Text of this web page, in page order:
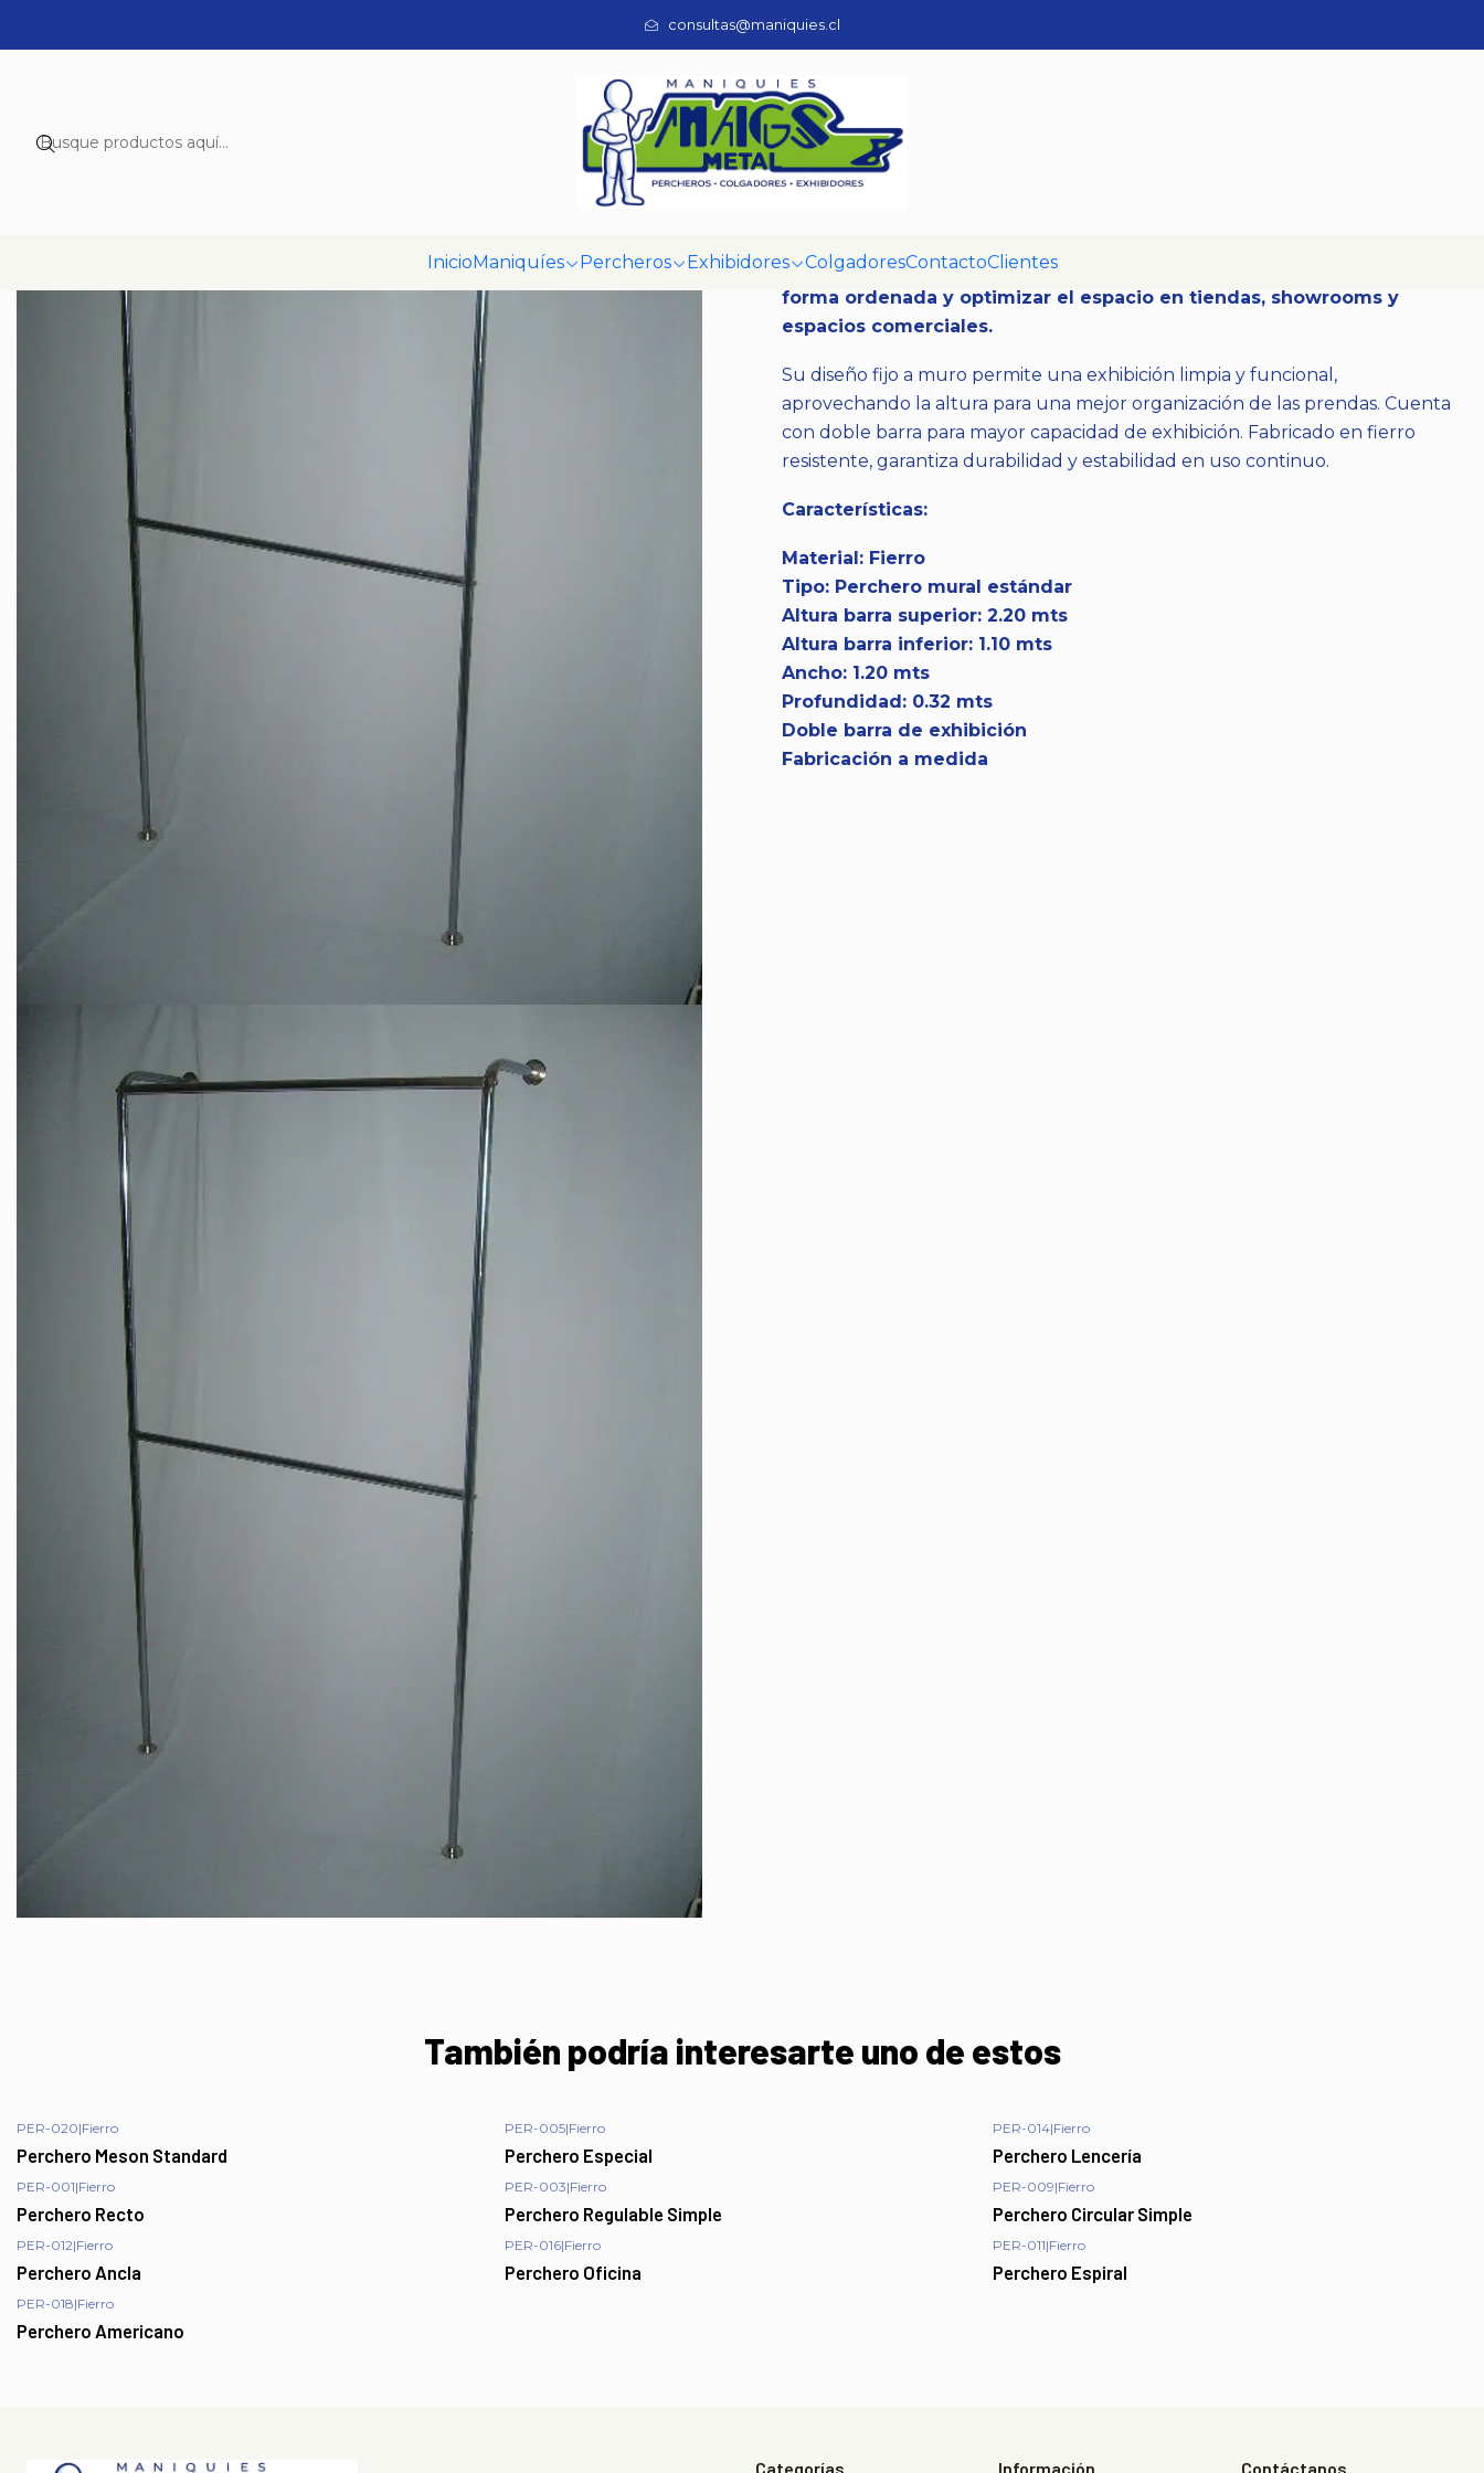
InicioManiquíes Percheros Exhibidores ColgadoresContactoClientes
consultas@maniquies.cl
Percheros Percheros Perchero Mural Standard
|
Perchero Mural Standard
Mostrar stock de ubicaciones
Perchero mural metálico tipo estándar, ideal para exhibir prendas de
forma ordenada y optimizar el espacio en tiendas, showrooms y
espacios comerciales.
Su diseño fijo a muro permite una exhibición limpia y funcional,
aprovechando la altura para una mejor organización de las prendas. Cuenta
con doble barra para mayor capacidad de exhibición. Fabricado en fierro
resistente, garantiza durabilidad y estabilidad en uso continuo.
Características:
Material: Fierro
Tipo: Perchero mural estándar
Altura barra superior: 2.20 mts
Altura barra inferior: 1.10 mts
Ancho: 1.20 mts
Profundidad: 0.32 mts
Doble barra de exhibición
Fabricación a medida
También podría interesarte uno de estos
PER-020|Fierro
Perchero Meson Standard
PER-005|Fierro
Perchero Especial
PER-014|Fierro
Perchero Lencería
PER-001|Fierro
Perchero Recto
PER-003|Fierro
Perchero Regulable Simple
PER-009|Fierro
Perchero Circular Simple
PER-012|Fierro
Perchero Ancla
PER-016|Fierro
Perchero Oficina
PER-011|Fierro
Perchero Espiral
PER-018|Fierro
Perchero Americano
Categorías Información Contáctanos